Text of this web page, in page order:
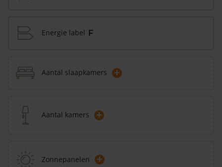
Energie label F
Aantal slaapkamers +
Aantal kamers +
Zonnepanelen +